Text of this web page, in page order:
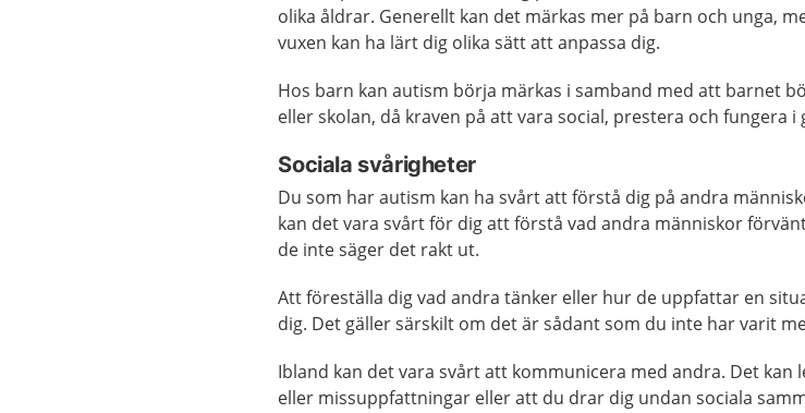
olika åldrar. Generellt kan det märkas mer på barn och unga,
vuxen kan ha lärt dig olika sätt att anpassa dig.
Hos barn kan autism börja märkas i samband med att barnet
eller skolan, då kraven på att vara social, prestera och fungera i
Sociala svårigheter
Du som har autism kan ha svårt att förstå dig på andra
kan det vara svårt för dig att förstå vad andra människor
de inte säger det rakt ut.
Att föreställa dig vad andra tänker eller hur de uppfattar en
dig. Det gäller särskilt om det är sådant som du inte har varit
Ibland kan det vara svårt att kommunicera med andra. Det kan
eller missuppfattningar eller att du drar dig undan sociala